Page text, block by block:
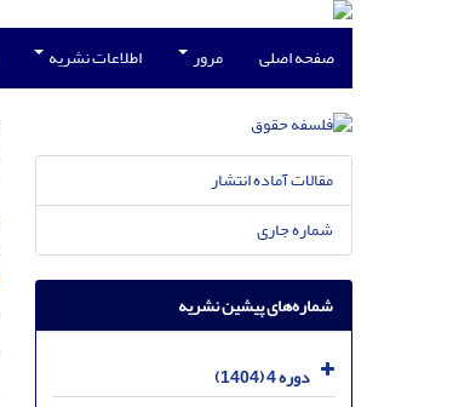
صفحه اصلی مرور اطلاعات نشریه
مقالات آماده انتشار
شماره جاری
شماره‌های پیشین نشریه
دوره 4 (1404)